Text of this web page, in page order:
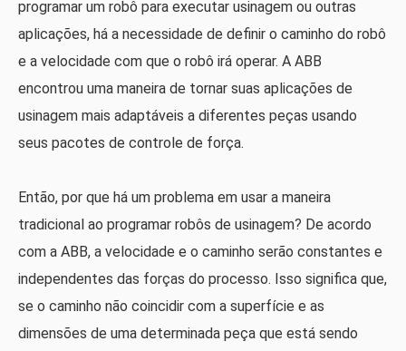
programar um robô para executar usinagem ou outras
aplicações, há a necessidade de definir o caminho do robô
e a velocidade com que o robô irá operar. A ABB
encontrou uma maneira de tornar suas aplicações de
usinagem mais adaptáveis ​​a diferentes peças usando
seus pacotes de controle de força.
Então, por que há um problema em usar a maneira
tradicional ao programar robôs de usinagem? De acordo
com a ABB, a velocidade e o caminho serão constantes e
independentes das forças do processo. Isso significa que,
se o caminho não coincidir com a superfície e as
dimensões de uma determinada peça que está sendo